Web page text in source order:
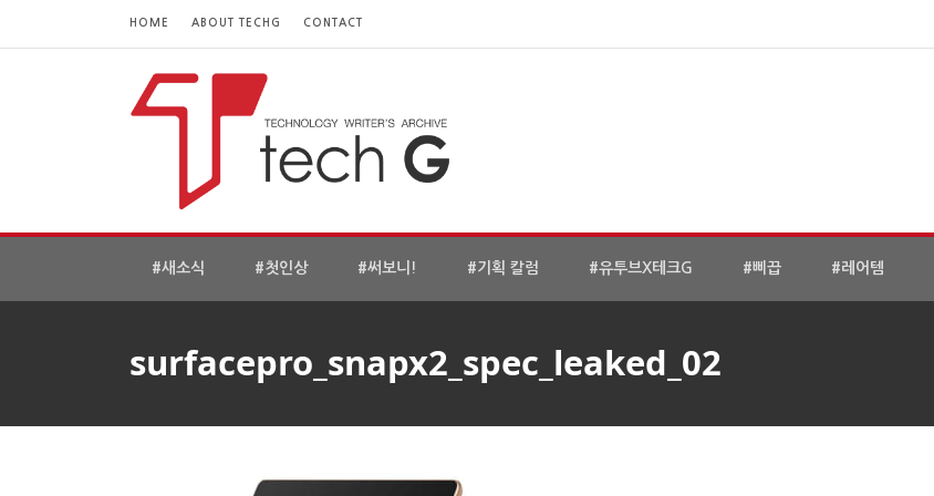
HOME ABOUT TECHG CONTACT
#새소식 #첫인상 #써보니! #기획 칼럼 #유투브X테크G #삐끕 #레어템
surfacepro_snapx2_spec_leaked_02